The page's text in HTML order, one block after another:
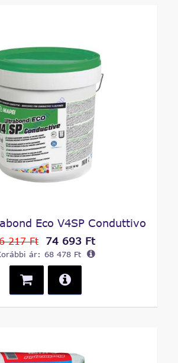
Eco V4SP Conduttivo
217 Ft 74 693 Ft
ár: 68 478 Ft